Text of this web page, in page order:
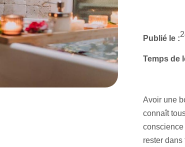
Publié le :
Temps de
Avoir une
connaît
conscience
rester